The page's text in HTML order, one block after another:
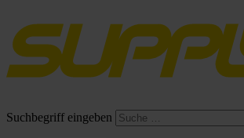
Suchbegriff eingeben